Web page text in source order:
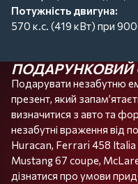
знання та досвід не
університетів та
Для шасі 458 Spider
методів з’єднання вузлів
хоче і вагу зменшити, і
жорсткості автомобіля.
І такі особливості
перераховувати і
провести один тест-
Потужність двигуна:
570 к.с. (419 кВт) при
ПОДАРУНКОВИЙ
Подарувати незабутню
презент, який
визначитися з авто та
незабутні враження від
Huracan, Ferrari 458
Mustang 67 coupe,
дізнатися про умови